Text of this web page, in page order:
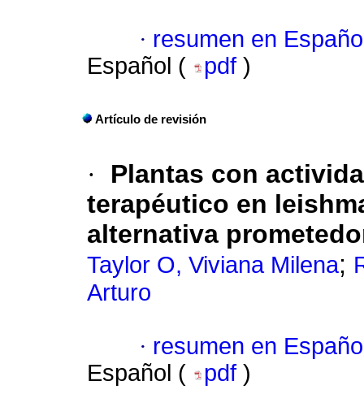
· resumen en
Español (
pdf )
Artículo de revisión
·
Plantas con
terapéutico en
alternativa
Taylor O, Viviana Milena;
Arturo
· resumen en
Español (
pdf )